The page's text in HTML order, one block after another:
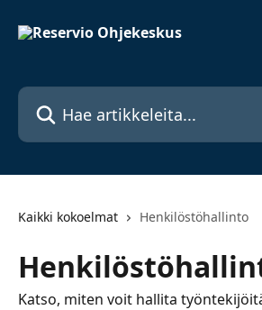
Hae artikkeleita...
Kaikki kokoelmat Henkilöstöhallinto
Katso, miten voit hallita